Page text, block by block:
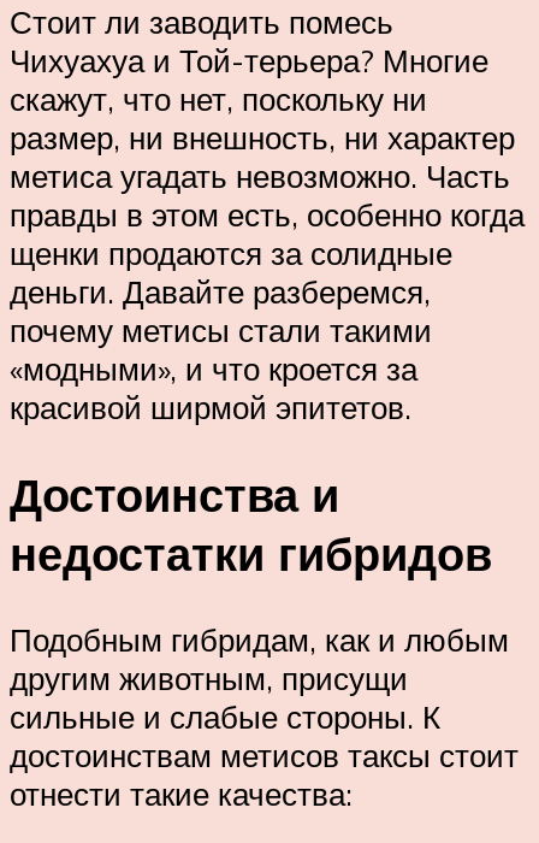
Стоит ли заводить помесь
Чихуахуа и Той-терьера? Многие
скажут, что нет, поскольку ни
размер, ни внешность, ни характер
метиса угадать невозможно. Часть
правды в этом есть, особенно когда
щенки продаются за солидные
деньги. Давайте разберемся,
почему метисы стали такими
«модными», и что кроется за
красивой ширмой эпитетов.
Достоинства и
недостатки гибридов
Подобным гибридам, как и любым
другим животным, присущи
сильные и слабые стороны. К
достоинствам метисов таксы стоит
отнести такие качества: